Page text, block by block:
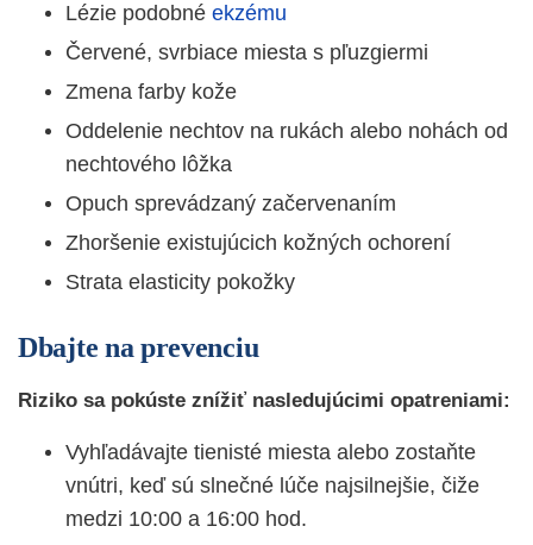
Lézie podobné ekzému
Červené, svrbiace miesta s pľuzgiermi
Zmena farby kože
Oddelenie nechtov na rukách alebo nohách od
nechtového lôžka
Opuch sprevádzaný začervenaním
Zhoršenie existujúcich kožných ochorení
Strata elasticity pokožky
Dbajte na prevenciu
Riziko sa pokúste znížiť nasledujúcimi opatreniami:
Vyhľadávajte tienisté miesta alebo zostaňte
vnútri, keď sú slnečné lúče najsilnejšie, čiže
medzi 10:00 a 16:00 hod.